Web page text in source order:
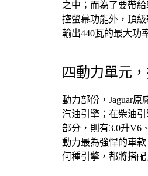
之中；而為了要帶
控螢幕功能外，頂
輸出440瓦的最大功
四動力單元
動力部份，Jaguar
汽油引擎；在柴油
部分，則有3.0升V6
動力最為強悍的車
何種引擎，都將搭